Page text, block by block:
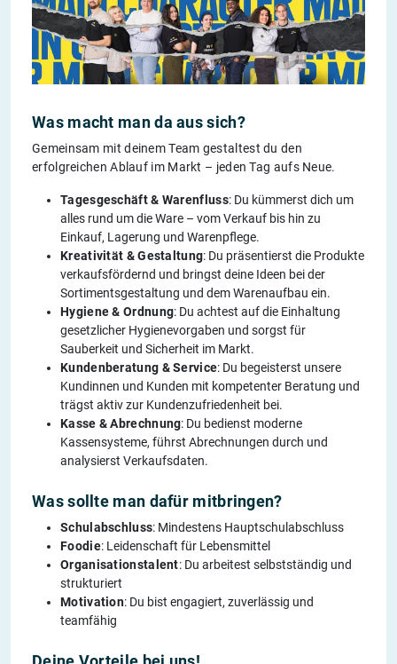
Was macht man da aus sich?
Gemeinsam mit deinem Team gestaltest du den
erfolgreichen Ablauf im Markt – jeden Tag aufs Neue.
Tagesgeschäft & Warenfluss: Du kümmerst dich um
alles rund um die Ware – vom Verkauf bis hin zu
Einkauf, Lagerung und Warenpflege.
Kreativität & Gestaltung: Du präsentierst die Produkte
verkaufsfördernd und bringst deine Ideen bei der
Sortimentsgestaltung und dem Warenaufbau ein.
Hygiene & Ordnung: Du achtest auf die Einhaltung
gesetzlicher Hygienevorgaben und sorgst für
Sauberkeit und Sicherheit im Markt.
Kundenberatung & Service: Du begeisterst unsere
Kundinnen und Kunden mit kompetenter Beratung und
trägst aktiv zur Kundenzufriedenheit bei.
Kasse & Abrechnung: Du bedienst moderne
Kassensysteme, führst Abrechnungen durch und
analysierst Verkaufsdaten.
Was sollte man dafür mitbringen?
Schulabschluss: Mindestens Hauptschulabschluss
Foodie: Leidenschaft für Lebensmittel
Organisationstalent: Du arbeitest selbstständig und
strukturiert
Motivation: Du bist engagiert, zuverlässig und
teamfähig